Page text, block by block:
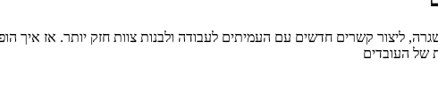
ליצור קשרים חדשים עם העמיתים לעבודה ולבנות צוות חזק יותר. אז איך
של העובדים